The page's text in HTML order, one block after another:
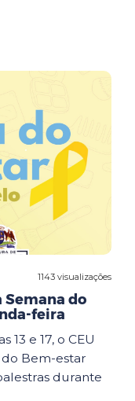
1143 visualizações
Semana do
feira
13 e 17, o CEU
do Bem-estar
durante